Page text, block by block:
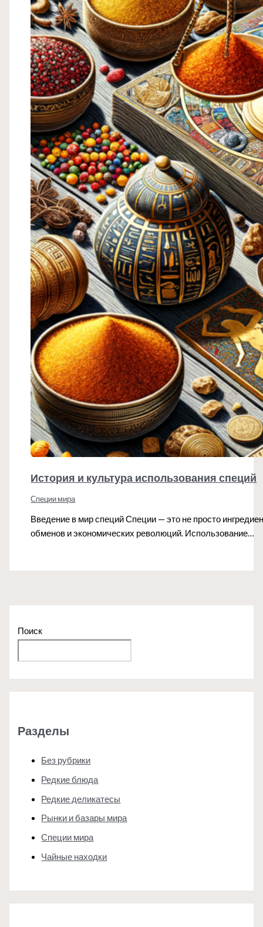
История и культура использования специй
Специи мира
Введение в мир специй Специи — это не просто
обменов и экономических революций. Использование…
Поиск
Разделы
Без рубрики
Редкие блюда
Редкие деликатесы
Рынки и базары мира
Специи мира
Чайные находки